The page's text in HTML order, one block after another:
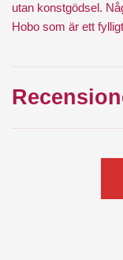
utan konstgödsel.
Hobo som är ett